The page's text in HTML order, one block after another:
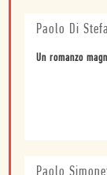
Paolo Di
Un romanzo
Paolo